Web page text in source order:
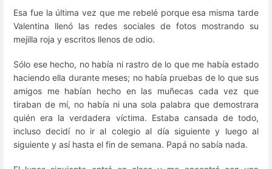
Esa fue la última vez que me rebelé porque esa misma tarde
Valentina llenó las redes sociales de fotos mostrando su
mejilla roja y escritos llenos de odio.
Sólo ese hecho, no había ni rastro de lo que me había estado
haciendo ella durante meses; no había pruebas de lo que sus
amigos me habían hecho en las muñecas cada vez que
tiraban de mí, no había ni una sola palabra que demostrara
quién era la verdadera víctima. Estaba cansada de todo,
incluso decidí no ir al colegio al día siguiente y luego al
siguiente y así hasta el fin de semana. Papá no sabía nada.